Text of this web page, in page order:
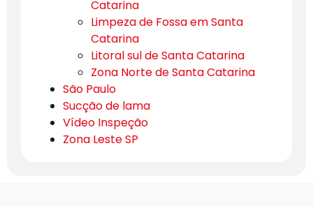
Catarina
Limpeza de Fossa em Santa
Catarina
Litoral sul de Santa Catarina
Zona Norte de Santa Catarina
São Paulo
Sucção de lama
Vídeo Inspeção
Zona Leste SP